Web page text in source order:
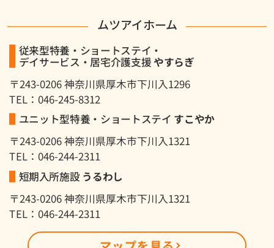
ムツアイホーム
従来型特養・ショートステイ・
デイサービス・居宅介護支援やすらぎ
〒243-0206 神奈川県厚木市下川入1296
TEL：046-245-8312
ユニット型特養・ショートステイ すこやか
〒243-0206 神奈川県厚木市下川入1321
TEL：046-244-2311
短期入所施設 うるわし
〒243-0206 神奈川県厚木市下川入1321
TEL：046-244-2311